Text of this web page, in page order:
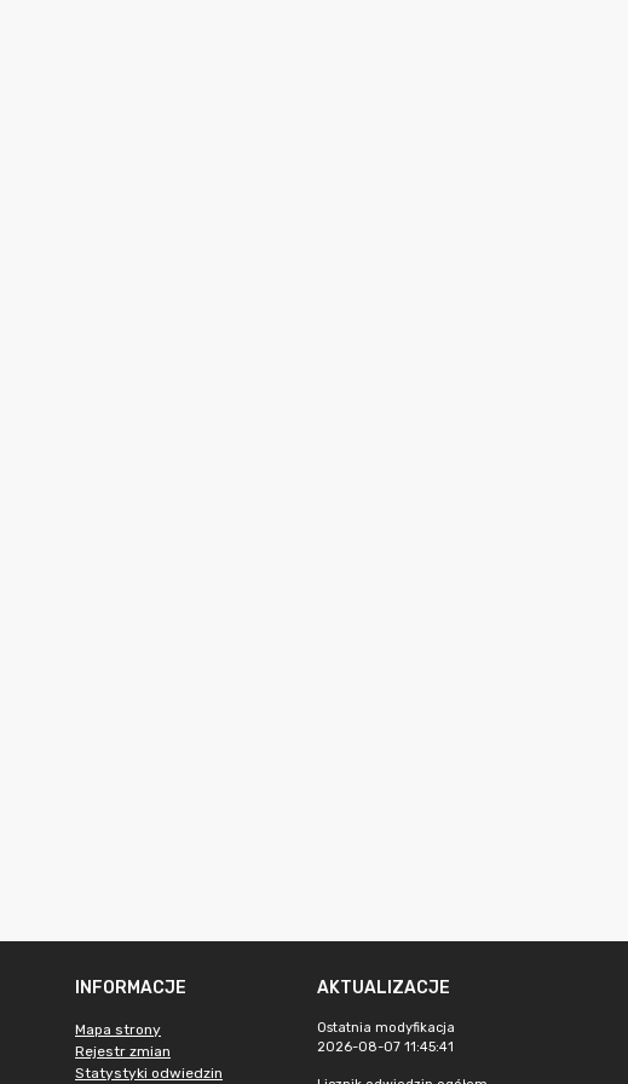
INFORMACJE
Mapa strony
Rejestr zmian
Statystyki odwiedzin
AKTUALIZACJE
Ostatnia modyfikacja
2026-08-07 11:45:41